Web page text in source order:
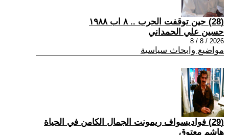
(28) حين توقفت الحرب .. ٨ اب ١٩٨٨
حسين علي الحمداني
2026 / 8 / 8
مواضيع وابحاث سياسية
(29) فواديسواف ريمونت الجمال الكامن في الحياة
هاشم معتوق